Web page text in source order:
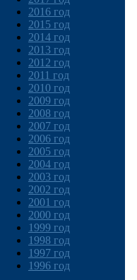
2016 год
2015 год
2014 год
2013 год
2012 год
2011 год
2010 год
2009 год
2008 год
2007 год
2006 год
2005 год
2004 год
2003 год
2002 год
2001 год
2000 год
1999 год
1998 год
1997 год
1996 год